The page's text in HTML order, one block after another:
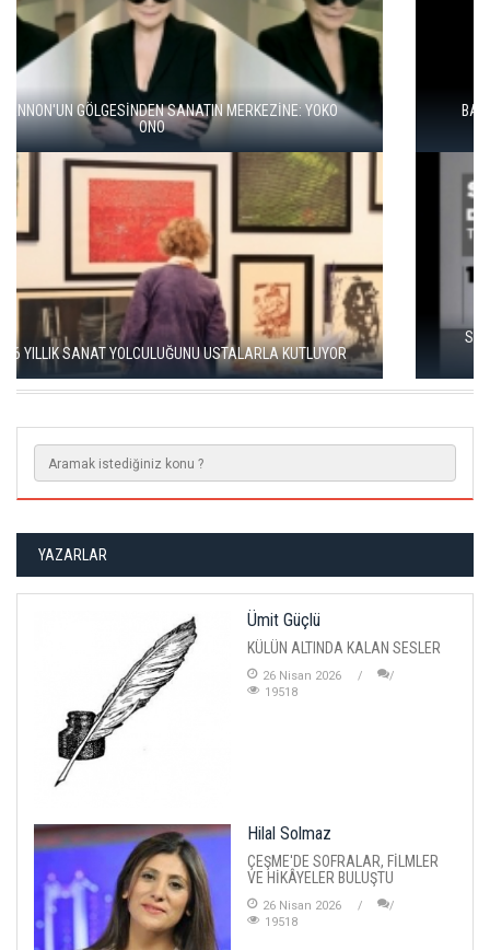
BALKANLAR'DAN ALÇITEPE'YE GÖÇÜN HİKAYESİ: "KÖK HALI"
SERGİSİ AÇILDI
SEÇKİN PİRİM İLE ŞEREFİYE SARNICI'NDA "DÜN İLE BUGÜN"
SERGİSİ
YAZARLAR
Ümit Güçlü
KÜLÜN ALTINDA KALAN SESLER
26 Nisan 2026
19518
Hilal Solmaz
ÇEŞME'DE SOFRALAR, FİLMLER
VE HİKÂYELER BULUŞTU
26 Nisan 2026
19518